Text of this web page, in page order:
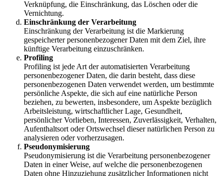
Verknüpfung, die Einschränkung, das Löschen oder die
Vernichtung.
Einschränkung der Verarbeitung
Einschränkung der Verarbeitung ist die Markierung
gespeicherter personenbezogener Daten mit dem Ziel, ihre
künftige Verarbeitung einzuschränken.
Profiling
Profiling ist jede Art der automatisierten Verarbeitung
personenbezogener Daten, die darin besteht, dass diese
personenbezogenen Daten verwendet werden, um bestimmte
persönliche Aspekte, die sich auf eine natürliche Person
beziehen, zu bewerten, insbesondere, um Aspekte bezüglich
Arbeitsleistung, wirtschaftlicher Lage, Gesundheit,
persönlicher Vorlieben, Interessen, Zuverlässigkeit, Verhalten,
Aufenthaltsort oder Ortswechsel dieser natürlichen Person zu
analysieren oder vorherzusagen.
Pseudonymisierung
Pseudonymisierung ist die Verarbeitung personenbezogener
Daten in einer Weise, auf welche die personenbezogenen
Daten ohne Hinzuziehung zusätzlicher Informationen nicht